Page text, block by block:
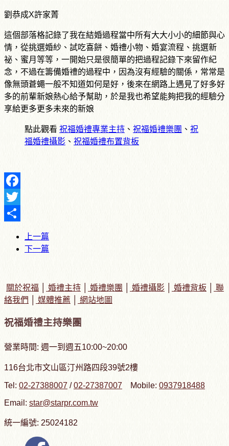
劉恭成X許家菁
這個部落格記錄了我在結婚過程當中所有大大小小的細節與心
情，從挑選婚紗、試吃喜餅、婚禮小物、婚宴流程、挑選新
祕、蜜月等等，一開始只是很簡單的把過程記錄下來留作紀
念，不過在籌備婚禮的過程中，因為沒有經驗的關係，常常是
像無頭蒼蠅一般不知道如何是好，後來在網路上遇見了好多好
多的前輩新娘熱心給予幫助，於是我也希望能夠把我的經驗分
享給更多更多未來的新娘
點此觀看 祝福婚禮專業主持 、 祝福婚禮樂團 、 祝
福婚禮攝影 、 祝福婚禮布置背板
Facebook
Twitter
上一篇
下一篇
關於祝福 婚禮主持 婚禮樂團 婚禮攝影 婚禮背板
聯
絡我們
媒體推薦 網站地圖
祝福婚禮主持樂團
營業時間: 週一到週五10:00~20:00
116台北市文山區汀州路四段39號2樓
Tel: 02-27388007 /02-27387007 Mobile: 0937918488
Email: star@starpr.com.tw
統一編號: 25024182